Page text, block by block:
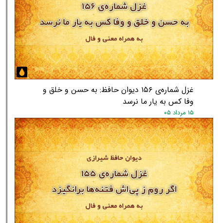
غزل شماره‌ی ۱۵۶ دیوان حافظ: به حسن و خلق و
وفا کس به یار ما نرسد
۱۵ مرداد ۰۵